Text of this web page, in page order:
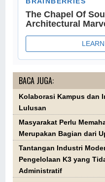
BACA JUGA:
Kolaborasi Kampus dan
Lulusan
Masyarakat Perlu
Merupakan Bagian dari
Tantangan Industri
Pengelolaan K3 yang
Administratif